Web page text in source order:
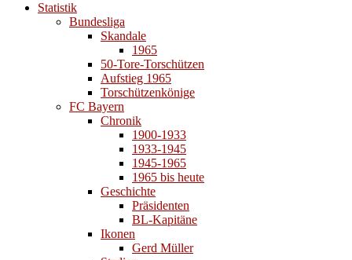
Statistik
Bundesliga
Skandale
1965
50-Tore-Torschützen
Aufstieg 1965
Torschützenkönige
FC Bayern
Chronik
1900-1933
1933-1945
1945-1965
1965 bis heute
Geschichte
Präsidenten
BL-Kapitäne
Ikonen
Gerd Müller